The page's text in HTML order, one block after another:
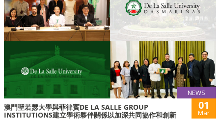
NEWS
澳門聖若瑟大學與菲律賓DE LA SALLE GROUP
INSTITUTIONS建立學術夥伴關係以加深共同協作和創新
01
Mar